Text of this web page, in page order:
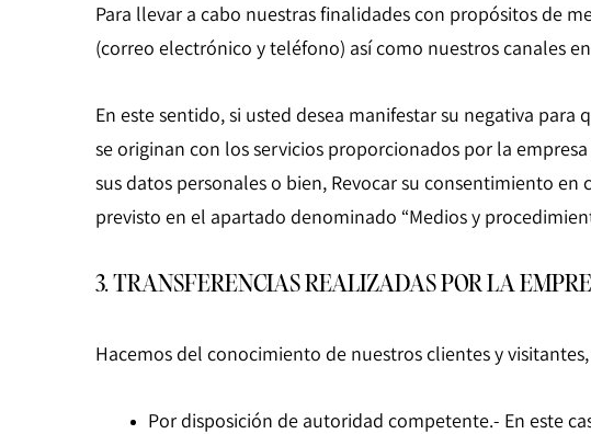
Para llevar a cabo nuestras finalidades con propósitos de
(correo electrónico y teléfono) así como nuestros canales
En este sentido, si usted desea manifestar su negativa
se originan con los servicios proporcionados por la
sus datos personales o bien, Revocar su consentimiento
previsto en el apartado denominado “Medios y
3. TRANSFERENCIAS REALIZADAS POR LA
Hacemos del conocimiento de nuestros clientes y
Por disposición de autoridad competente.- En este